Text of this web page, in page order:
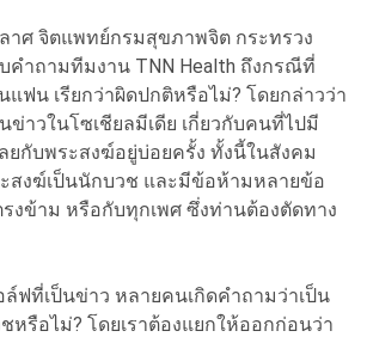
าศ จิตแพทย์กรมสุขภาพจิต กระทรวง
คำถามทีมงาน TNN Health ถึงกรณีที่
แฟน เรียกว่าผิดปกติหรือไม่? โดยกล่าวว่า
ข่าวในโซเชียลมีเดีย เกี่ยวกับคนที่ไปมี
ยกับพระสงฆ์อยู่บ่อยครั้ง ทั้งนี้ในสังคม
ะสงฆ์เป็นนักบวช และมีข้อห้ามหลายข้อ
รงข้าม หรือกับทุกเพศ ซึ่งท่านต้องตัดทาง
ฟที่เป็นข่าว หลายคนเกิดคำถามว่าเป็น
หรือไม่? โดยเราต้องแยกให้ออกก่อนว่า